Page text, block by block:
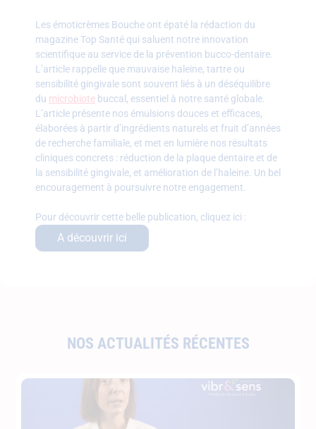
Les émoticrèmes Bouche ont épaté la rédaction du
magazine Top Santé qui saluent notre innovation
scientifique au service de la prévention bucco-dentaire.
L’article rappelle que mauvaise haleine, tartre ou
sensibilité gingivale sont souvent liés à un déséquilibre
du microbiote buccal, essentiel à notre santé globale.
L’article présente nos émulsions douces et efficaces,
élaborées à partir d’ingrédients naturels et fruit d’années
de recherche familiale, et met en lumière nos résultats
cliniques concrets : réduction de la plaque dentaire et de
la sensibilité gingivale, et amélioration de l’haleine. Un bel
encouragement à poursuivre notre engagement.
Pour découvrir cette belle publication, cliquez ici :
A découvrir ici
NOS ACTUALITÉS RÉCENTES